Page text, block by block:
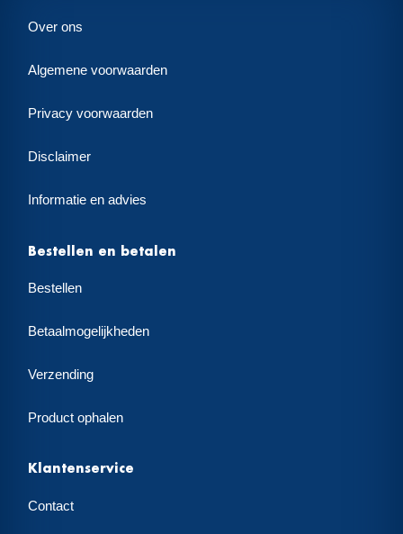
Over ons
Algemene voorwaarden
Privacy voorwaarden
Disclaimer
Informatie en advies
Bestellen en betalen
Bestellen
Betaalmogelijkheden
Verzending
Product ophalen
Klantenservice
Contact